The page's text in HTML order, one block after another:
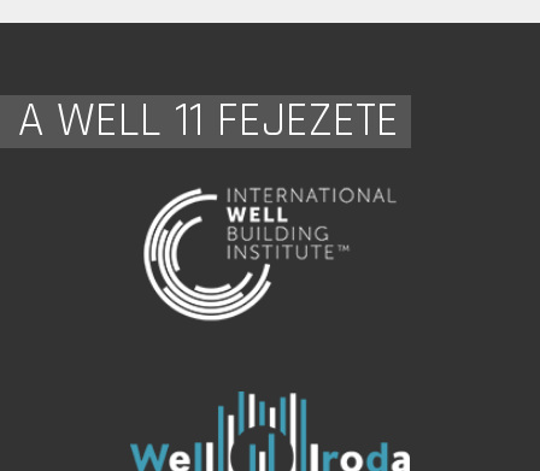
A WELL 11 FEJEZETE